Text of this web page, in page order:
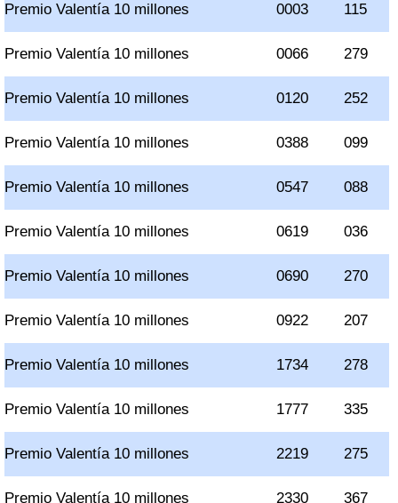
Premio Valentía 10 millones 0003 115
Premio Valentía 10 millones 0066 279
Premio Valentía 10 millones 0120 252
Premio Valentía 10 millones 0388 099
Premio Valentía 10 millones 0547 088
Premio Valentía 10 millones 0619 036
Premio Valentía 10 millones 0690 270
Premio Valentía 10 millones 0922 207
Premio Valentía 10 millones 1734 278
Premio Valentía 10 millones 1777 335
Premio Valentía 10 millones 2219 275
Premio Valentía 10 millones 2330 367